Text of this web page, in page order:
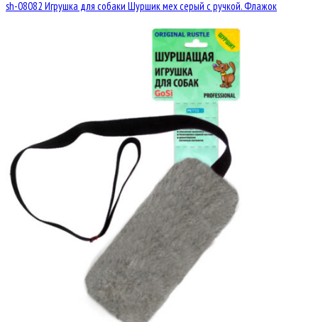
sh-08082 Игрушка для собаки Шуршик мех серый с ручкой. Флажок